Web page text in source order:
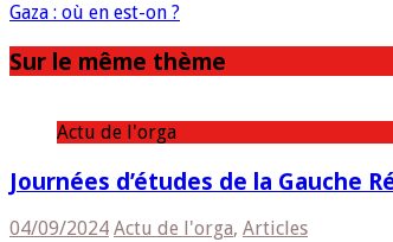
Gaza : où en est-on ?
Sur le même thème
Actu de l'orga
Journées d’études de la Gauche
04/09/2024 Actu de l'orga, Articles